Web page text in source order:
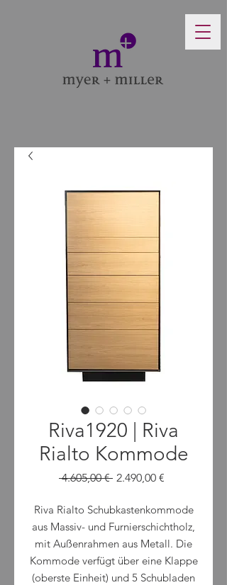
Riva1920 | Riva
Rialto Kommode
4.605,00 € Standardpreis
2.490,00 €
Riva Rialto Schubkastenkommode
aus Massiv- und Furnierschichtholz,
mit Außenrahmen aus Metall. Die
Kommode verfügt über eine Klappe
(oberste Einheit) und 5 Schubladen